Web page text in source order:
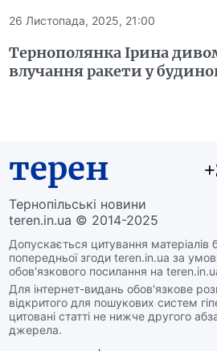
26 Листопада, 2025, 21:00
Тернополянка Ірина
влучання ракети у
терен
Тернопільські новини
teren.in.ua © 2014-2025
Допускається цитування матеріалів
попередньої згоди teren.in.ua за
обов'язкового посилання на
Для інтернет-видань обов'язкове
відкритого для пошукових систем
цитовані статті не нижче другого
джерела.